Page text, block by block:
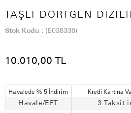
TAŞLI DÖRTGEN
Stok Kodu (E038336)
10.010,00 TL
Havalede % 5 İndirim
Havale/EFT
Kredi Kartına
3 Taksit